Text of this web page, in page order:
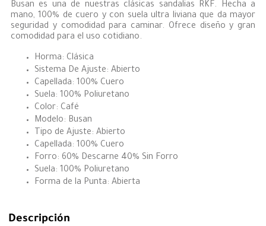
Busan es una de nuestras clásicas sandalias RKF. Hecha a
mano, 100% de cuero y con suela ultra liviana que da mayor
seguridad y comodidad para caminar. Ofrece diseño y gran
comodidad para el uso cotidiano.
Horma: Clásica
Sistema De Ajuste: Abierto
Capellada: 100% Cuero
Suela: 100% Poliuretano
Color: Café
Modelo: Busan
Tipo de Ajuste: Abierto
Capellada: 100% Cuero
Forro: 60% Descarne 40% Sin Forro
Suela: 100% Poliuretano
Forma de la Punta: Abierta
Descripción